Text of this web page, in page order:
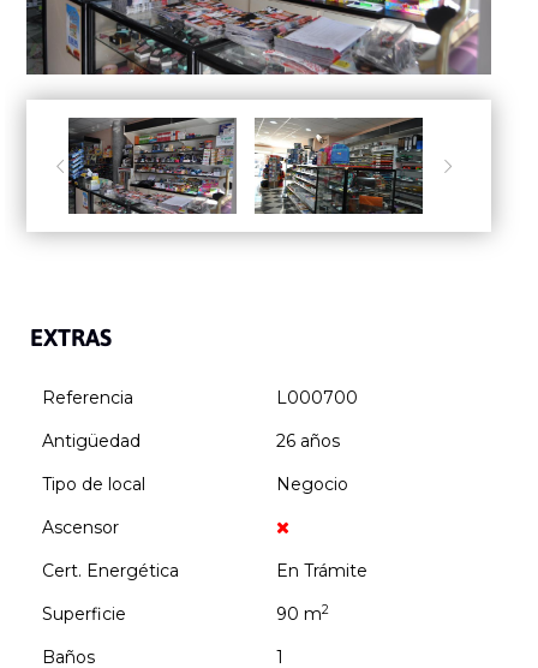
 
EXTRAS
Referencia
L000700
Antigüedad
26 años
Tipo de local
Negocio
Ascensor
Cert. Energética
En Trámite
Superficie
90 m2
Baños
1